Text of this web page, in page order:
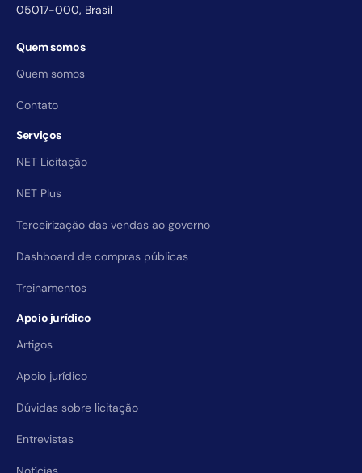
05017-000, Brasil
Quem somos
Quem somos
Contato
Serviços
NET Licitação
NET Plus
Terceirização das vendas ao governo
Dashboard de compras públicas
Treinamentos
Apoio jurídico
Artigos
Apoio jurídico
Dúvidas sobre licitação
Entrevistas